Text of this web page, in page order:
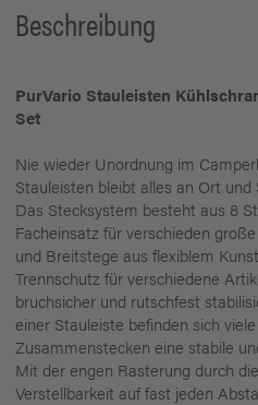
Beschreibung
PurVario Stauleisten
Set
Nie wieder Unordnung im
Stauleisten bleibt alles an Ort und
Das Stecksystem besteht aus 8
Facheinsatz für verschieden
und Breitstege aus flexiblem
Trennschutz für verschiedene
bruchsicher und rutschfest
einer Stauleiste befinden sich
Zusammenstecken eine stabile
Mit der engen Rasterung durch
Verstellbarkeit auf fast jeden